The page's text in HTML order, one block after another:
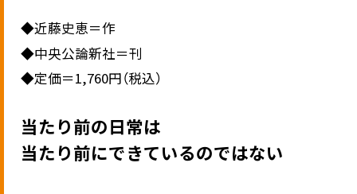
◆近藤史恵＝作
◆中央公論新社＝刊
◆定価＝1,760円（税込）
当たり前の日常は
当たり前にできているのではない